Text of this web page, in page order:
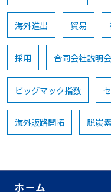
海外進出 貿易
採用 合同会社説明会
ビッグマック指数
海外販路開拓 脱炭素
ホーム